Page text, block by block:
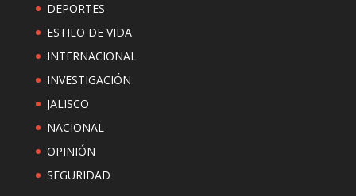
DEPORTES
ESTILO DE VIDA
INTERNACIONAL
INVESTIGACIÓN
JALISCO
NACIONAL
OPINIÓN
SEGURIDAD